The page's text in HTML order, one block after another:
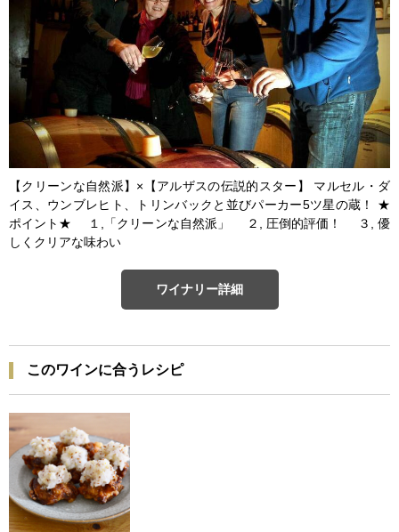
【クリーンな自然派】×【アルザスの伝説的スター】 マルセル・ダ
イス、ウンブレヒト、トリンバックと並びパーカー5ツ星の蔵！ ★
ポイント★ １,「クリーンな自然派」 ２, 圧倒的評価！ ３, 優
しくクリアな味わい
ワイナリー詳細
このワインに合うレシピ